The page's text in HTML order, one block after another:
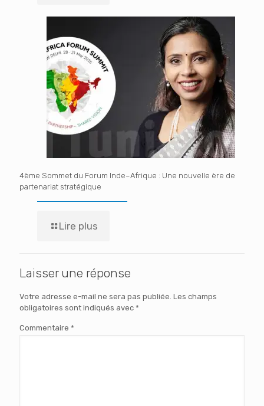
4ème Sommet du Forum Inde–Afrique : Une nouvelle ère de
partenariat stratégique
Lire plus
Laisser une réponse
Votre adresse e-mail ne sera pas publiée. Les champs
obligatoires sont indiqués avec *
Commentaire *